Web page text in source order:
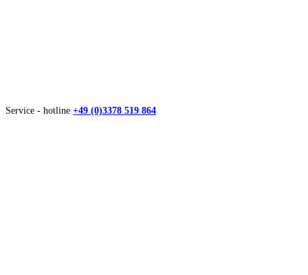
Service - hotline +49 (0)3378 519 864